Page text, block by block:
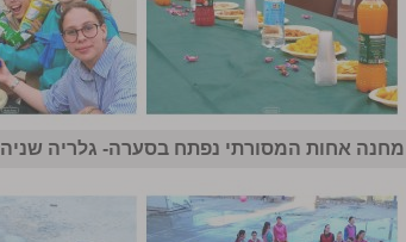
מחנה אחות המסורתי נפתח בסערה- גלריה שניה